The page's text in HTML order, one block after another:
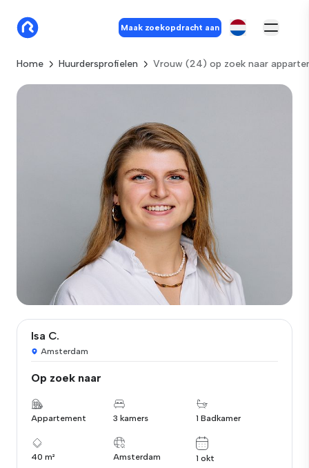
Maak zoekopdracht aan
Home Huurdersprofielen Vrouw (24) op zoek naar
Isa C.
Amsterdam
Op zoek naar
Appartement 3 kamers 1 Badkamer
40 m² Amsterdam 1 okt